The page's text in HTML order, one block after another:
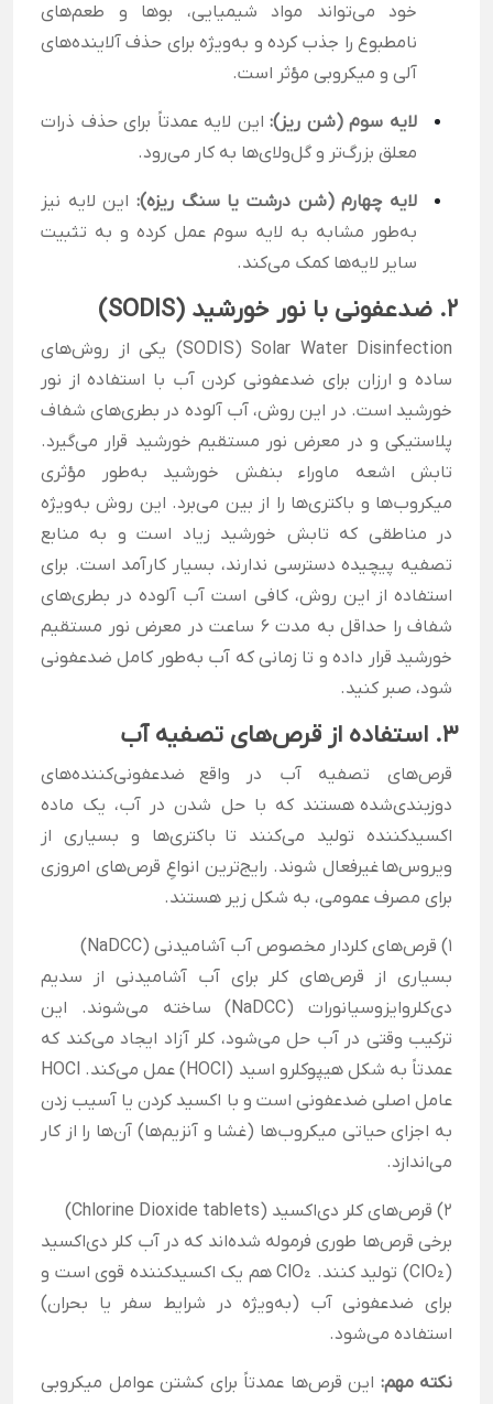
خود می‌تواند مواد شیمیایی، بوها و طعم‌های
نامطبوع را جذب کرده و به‌ویژه برای حذف آلاینده‌های
آلی و میکروبی مؤثر است.
لایه سوم (شن ریز):این لایه عمدتاً برای حذف ذرات
معلق بزرگ‌تر و گل‌ولای‌ها به کار می‌رود.
لایه چهارم (شن درشت یا سنگ ریزه): این لایه نیز
به‌طور مشابه به لایه سوم عمل کرده و به تثبیت
سایر لایه‌ها کمک می‌کند.
2. ضدعفونی با نور خورشید (SODIS)
SODIS) Solar Water Disinfection) یکی از روش‌های
ساده و ارزان برای ضدعفونی کردن آب با استفاده از نور
خورشید است. در این روش، آب آلوده در بطری‌های شفاف
پلاستیکی و در معرض نور مستقیم خورشید قرار می‌گیرد.
تابش اشعه ماوراء بنفش خورشید به‌طور مؤثری
میکروب‌ها و باکتری‌ها را از بین می‌برد. این روش به‌ویژه
در مناطقی که تابش خورشید زیاد است و به منابع
تصفیه پیچیده دسترسی ندارند، بسیار کارآمد است. برای
استفاده از این روش، کافی است آب آلوده در بطری‌های
شفاف را حداقل به مدت 6 ساعت در معرض نور مستقیم
خورشید قرار داده و تا زمانی که آب به‌طور کامل ضدعفونی
شود، صبر کنید.
3. استفاده از قرص‌های تصفیه آب
قرص‌های تصفیه آب در واقع ضدعفونی‌کننده‌های
دوزبندی‌شده هستند که با حل شدن در آب، یک ماده
اکسیدکننده تولید می‌کنند تا باکتری‌ها و بسیاری از
ویروس‌ها غیرفعال شوند. رایج‌ترین انواعِ قرص‌های امروزی
برای مصرف عمومی، به شکل زیر هستند.
1) قرص‌های کلردار مخصوص آب آشامیدنی (NaDCC)
بسیاری از قرص‌های کلر برای آب آشامیدنی از سدیم
دی‌کلروایزوسیانورات (NaDCC) ساخته می‌شوند. این
ترکیب وقتی در آب حل می‌شود، کلر آزاد ایجاد می‌کند که
عمدتاً به شکل هیپوکلرو اسید (HOCl) عمل می‌کند. HOCl
عامل اصلی ضدعفونی است و با اکسید کردن یا آسیب زدن
به اجزای حیاتی میکروب‌ها (غشا و آنزیم‌ها) آن‌ها را از کار
می‌اندازد.
2) قرص‌های کلر دی‌اکسید (Chlorine Dioxide tablets)
برخی قرص‌ها طوری فرموله شده‌اند که در آب کلر دی‌اکسید
(ClO₂) تولید کنند. ClO₂ هم یک اکسیدکننده قوی است و
برای ضدعفونی آب (به‌ویژه در شرایط سفر یا بحران)
استفاده می‌شود.
نکته مهم: این قرص‌ها عمدتاً برای کشتن عوامل میکروبی